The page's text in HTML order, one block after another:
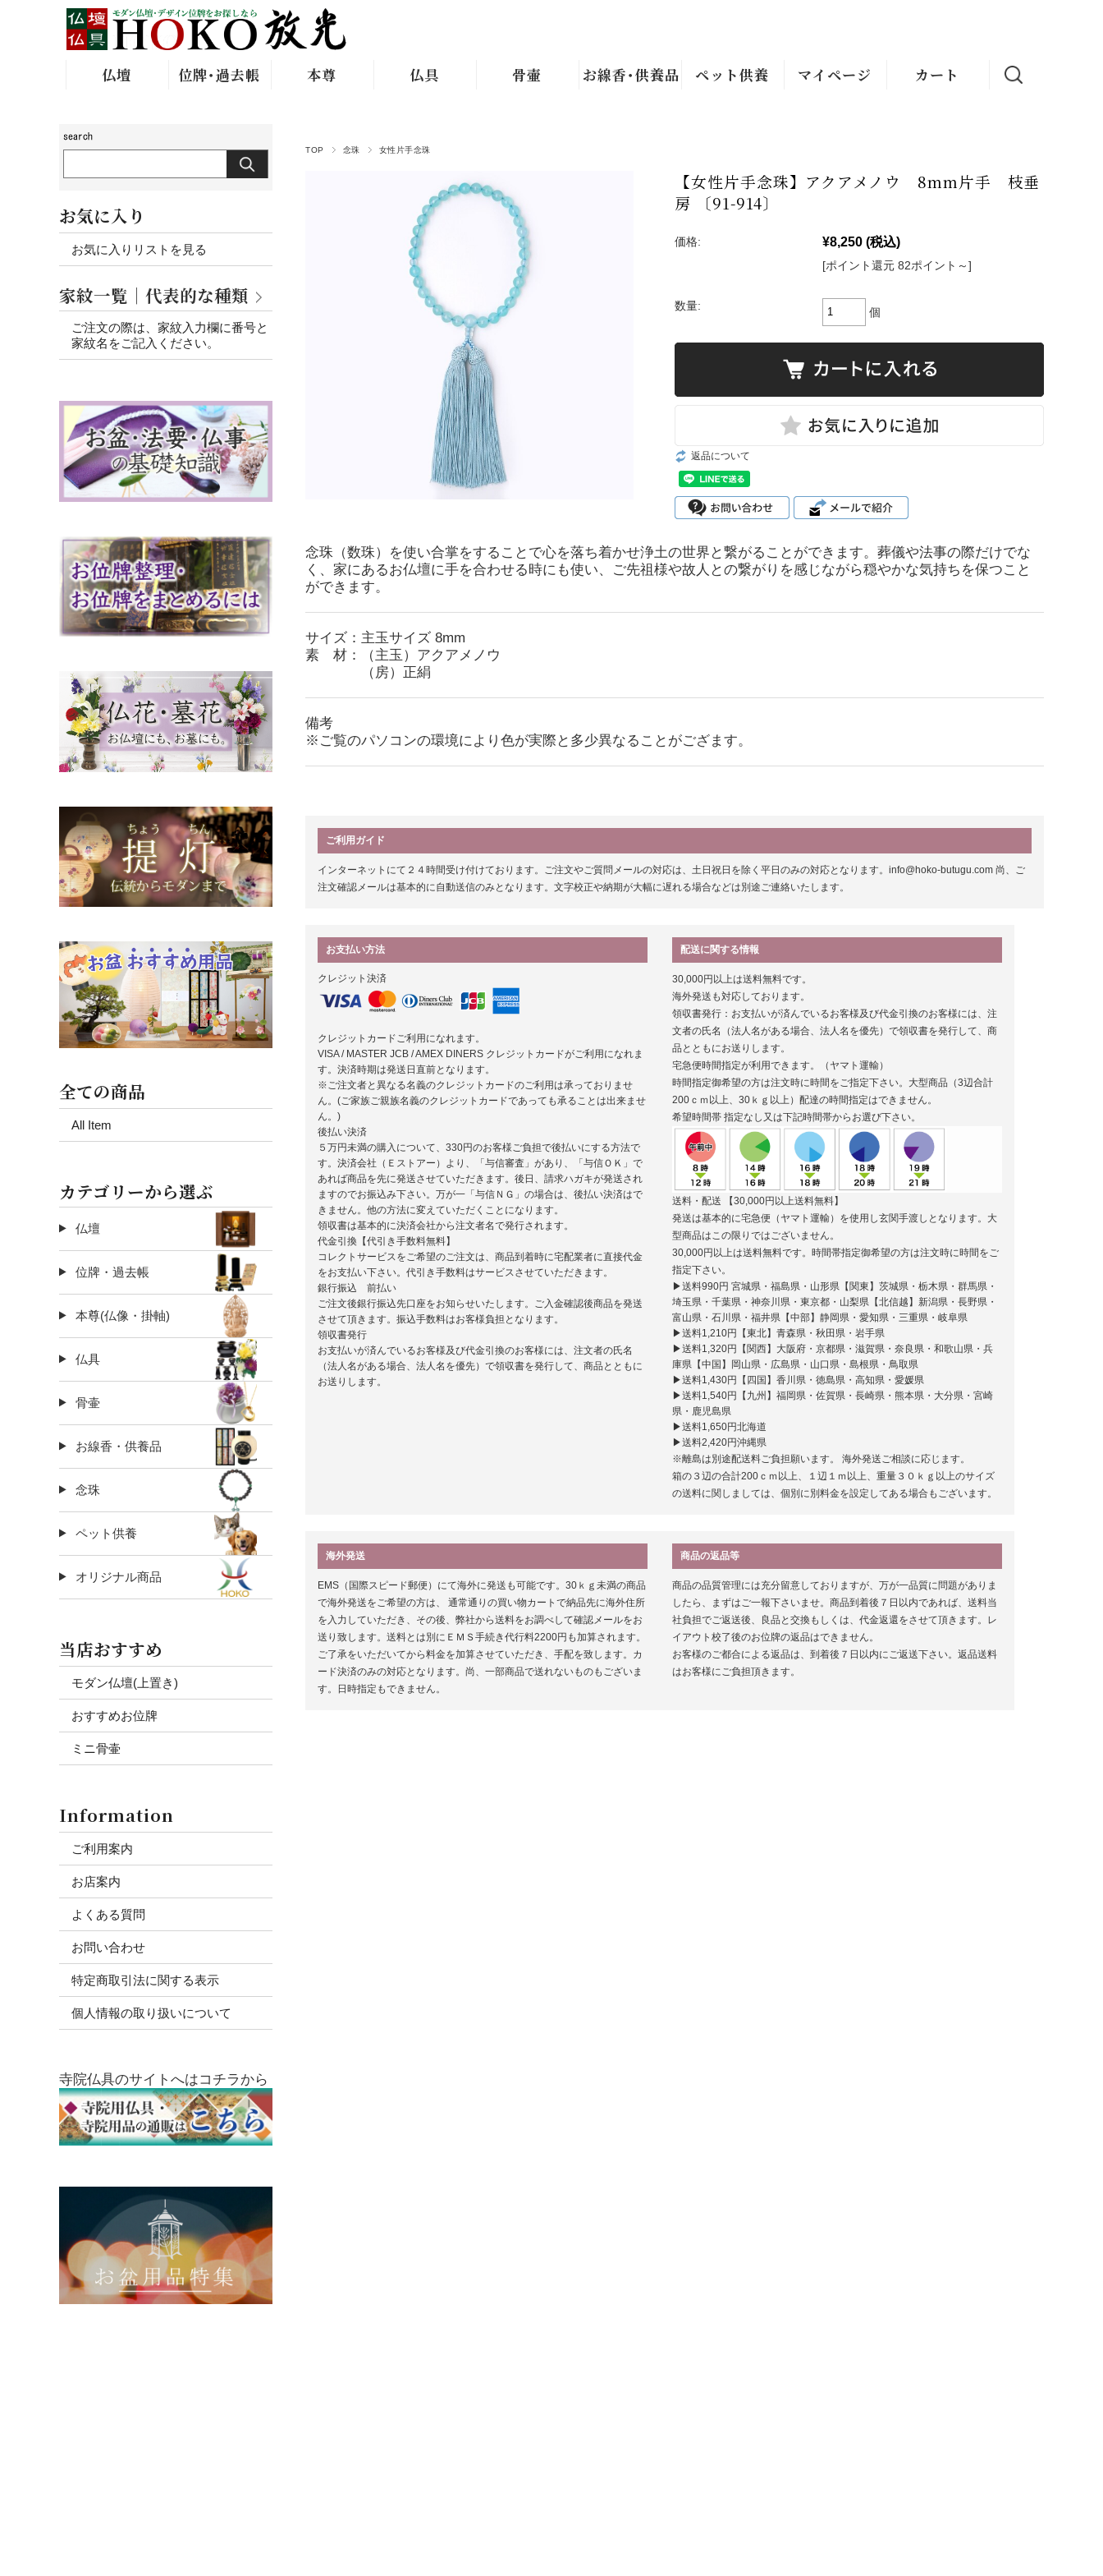
仏壇 位牌･過去帳 本尊 仏具 骨壷 お線香･供養品 ペット供養 マイページ カート
TOP 念珠 女性片手念珠
【女性片手念珠】アクアメノウ 8mm片手 枝垂
房 〔91-914〕
価格: ¥8,250 (税込)
[ポイント還元 82ポイント～]
数量: 個
返品について
念珠（数珠）を使い合掌をすることで心を落ち着かせ浄土の世界と繋がることができます。葬儀や法事の際だけでな
く、家にあるお仏壇に手を合わせる時にも使い、ご先祖様や故人との繋がりを感じながら穏やかな気持ちを保つこと
ができます。
サイズ：主玉サイズ 8mm
素 材：（主玉）アクアメノウ
（房）正絹
備考
※ご覧のパソコンの環境により色が実際と多少異なることがござます。
ご利用ガイド
インターネットにて２４時間受け付けております。ご注文やご質問メールの対応は、土日祝日を除く平日のみの対応となります。info@hoko-butugu.com 尚、ご
注文確認メールは基本的に自動送信のみとなります。文字校正や納期が大幅に遅れる場合などは別途ご連絡いたします。
お支払い方法
クレジット決済
クレジットカードご利用になれます。
VISA / MASTER JCB / AMEX DINERS クレジットカードがご利用になれま
す。決済時期は発送日直前となります。
※ご注文者と異なる名義のクレジットカードのご利用は承っておりませ
ん。(ご家族ご親族名義のクレジットカードであっても承ることは出来ませ
ん。)
後払い決済
５万円未満の購入について、330円のお客様ご負担で後払いにする方法で
す。決済会社（Ｅストアー）より、「与信審査」があり、「与信ＯＫ」で
あれば商品を先に発送させていただきます。後日、請求ハガキが発送され
ますのでお振込み下さい。万が一「与信ＮＧ」の場合は、後払い決済はで
きません。他の方法に変えていただくことになります。
領収書は基本的に決済会社から注文者名で発行されます。
代金引換【代引き手数料無料】
コレクトサービスをご希望のご注文は、商品到着時に宅配業者に直接代金
をお支払い下さい。代引き手数料はサービスさせていただきます。
銀行振込 前払い
ご注文後銀行振込先口座をお知らせいたします。ご入金確認後商品を発送
させて頂きます。振込手数料はお客様負担となります。
領収書発行
お支払いが済んでいるお客様及び代金引換のお客様には、注文者の氏名
（法人名がある場合、法人名を優先）で領収書を発行して、商品とともに
お送りします。
配送に関する情報
30,000円以上は送料無料です。
海外発送も対応しております。
領収書発行：お支払いが済んでいるお客様及び代金引換のお客様には、注
文者の氏名（法人名がある場合、法人名を優先）で領収書を発行して、商
品とともにお送りします。
宅急便時間指定が利用できます。（ヤマト運輸）
時間指定御希望の方は注文時に時間をご指定下さい。大型商品（3辺合計
200ｃｍ以上、30ｋｇ以上）配達の時間指定はできません。
希望時間帯 指定なし又は下記時間帯からお選び下さい。
送料・配送 【30,000円以上送料無料】
発送は基本的に宅急便（ヤマト運輸）を使用し玄関手渡しとなります。大
型商品はこの限りではございません。
30,000円以上は送料無料です。時間帯指定御希望の方は注文時に時間をご
指定下さい。
▶送料990円 宮城県・福島県・山形県【関東】茨城県・栃木県・群馬県・
埼玉県・千葉県・神奈川県・東京都・山梨県【北信越】新潟県・長野県・
富山県・石川県・福井県【中部】静岡県・愛知県・三重県・岐阜県
▶送料1,210円【東北】青森県・秋田県・岩手県
▶送料1,320円【関西】大阪府・京都県・滋賀県・奈良県・和歌山県・兵
庫県【中国】岡山県・広島県・山口県・島根県・鳥取県
▶送料1,430円【四国】香川県・徳島県・高知県・愛媛県
▶送料1,540円【九州】福岡県・佐賀県・長崎県・熊本県・大分県・宮崎
県・鹿児島県
▶送料1,650円北海道
▶送料2,420円沖縄県
※離島は別途配送料ご負担願います。 海外発送ご相談に応じます。
箱の３辺の合計200ｃｍ以上、１辺１ｍ以上、重量３０ｋｇ以上のサイズ
の送料に関しましては、個別に別料金を設定してある場合もございます。
海外発送
EMS（国際スピード郵便）にて海外に発送も可能です。30ｋｇ未満の商品
で海外発送をご希望の方は、 通常通りの買い物カートで納品先に海外住所
を入力していただき、その後、弊社から送料をお調べして確認メールをお
送り致します。送料とは別にＥＭＳ手続き代行料2200円も加算されます。
ご了承をいただいてから料金を加算させていただき、手配を致します。カ
ード決済のみの対応となります。尚、一部商品で送れないものもございま
す。日時指定もできません。
商品の返品等
商品の品質管理には充分留意しておりますが、万が一品質に問題がありま
したら、まずはご一報下さいませ。商品到着後７日以内であれば、送料当
社負担でご返送後、良品と交換もしくは、代金返還をさせて頂きます。レ
イアウト校了後のお位牌の返品はできません。
お客様のご都合による返品は、到着後７日以内にご返送下さい。返品送料
はお客様にご負担頂きます。
お気に入り
お気に入りリストを見る
家紋一覧｜代表的な種類
ご注文の際は、家紋入力欄に番号と
家紋名をご記入ください。
全ての商品
All Item
カテゴリーから選ぶ
仏壇
位牌・過去帳
本尊(仏像・掛軸)
仏具
骨壷
お線香・供養品
念珠
ペット供養
オリジナル商品
当店おすすめ
モダン仏壇(上置き)
おすすめお位牌
ミニ骨壷
Information
ご利用案内
お店案内
よくある質問
お問い合わせ
特定商取引法に関する表示
個人情報の取り扱いについて
寺院仏具のサイトへはコチラから